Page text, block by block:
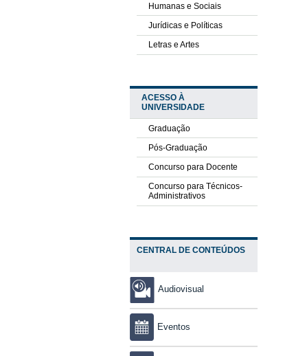
Humanas e Sociais
Jurídicas e Políticas
Letras e Artes
ACESSO À
UNIVERSIDADE
Graduação
Pós-Graduação
Concurso para Docente
Concurso para Técnicos-
Administrativos
CENTRAL DE CONTEÚDOS
Audiovisual
Eventos